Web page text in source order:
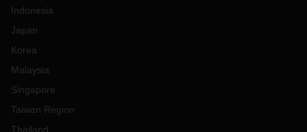
Indonesia
Japan
Korea
Malaysia
Singapore
Taiwan Region
Thailand